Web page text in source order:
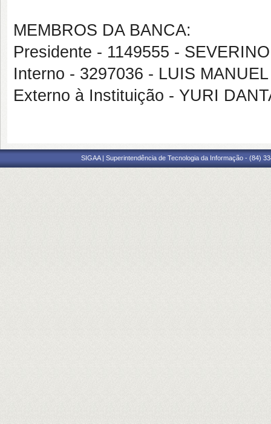
MEMBROS DA BANCA:
Presidente - 1149555 -
Interno - 3297036 - LUIS
Externo à Instituição - YURI
SIGAA | Superintendência de Tecnologia da Informação - (84)